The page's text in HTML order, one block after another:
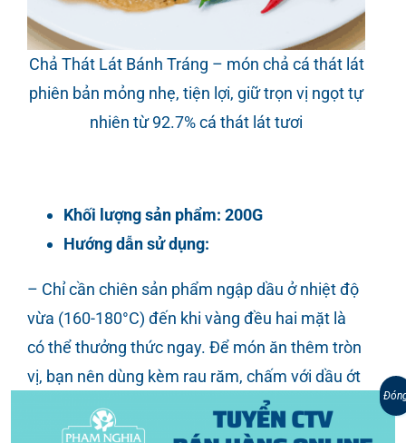
Chả Thát Lát Bánh Tráng – món chả cá thát lát
phiên bản mỏng nhẹ, tiện lợi, giữ trọn vị ngọt tự
nhiên từ 92.7% cá thát lát tươi
Khối lượng sản phẩm: 200G
Hướng dẫn sử dụng:
– Chỉ cần chiên sản phẩm ngập dầu ở nhiệt độ
vừa (160-180°C) đến khi vàng đều hai mặt là
có thể thưởng thức ngay. Để món ăn thêm tròn
vị, bạn nên dùng kèm rau răm, chấm với dầu ớt
xào hoặc nước mắm chua ngọt, giúp làm nổi
bật vị ngọt tự nhiên của cá thát lát và tăng